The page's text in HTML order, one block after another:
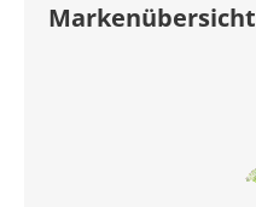
Marken­übersicht